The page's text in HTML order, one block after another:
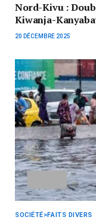
Nord-Kivu :
Kiwanja-
20 DÉCEMBRE 2025
SOCIÉTÉ>FAITS DIVERS